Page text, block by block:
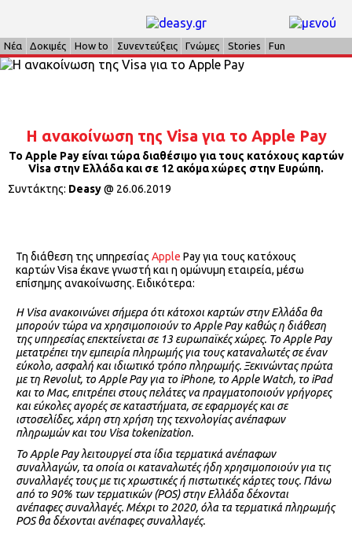
Νέα Δοκιμές How to Συνεντεύξεις Γνώμες Stories Fun
H ανακοίνωση της Visa για το Apple Pay
To Apple Pay είναι τώρα διαθέσιμο για τους κατόχους καρτών
Visa στην Ελλάδα και σε 12 ακόμα χώρες στην Ευρώπη.
Συντάκτης: Deasy@ 26.06.2019
Τη διάθεση της υπηρεσίας Apple Pay για τους κατόχους
καρτών Visa έκανε γνωστή και η ομώνυμη εταιρεία, μέσω
επίσημης ανακοίνωσης. Ειδικότερα:
Η Visa ανακοινώνει σήμερα ότι κάτοχοι καρτών στην Ελλάδα θα
μπορούν τώρα να χρησιμοποιούν το Apple Pay καθώς η διάθεση
της υπηρεσίας επεκτείνεται σε 13 ευρωπαϊκές χώρες. Το Apple Pay
μετατρέπει την εμπειρία πληρωμής για τους καταναλωτές σε έναν
εύκολο, ασφαλή και ιδιωτικό τρόπο πληρωμής. Ξεκινώντας πρώτα
με τη Revolut, το Apple Pay για το iPhone, το Apple Watch, το iPad
και το Mac, επιτρέπει στους πελάτες να πραγματοποιούν γρήγορες
και εύκολες αγορές σε καταστήματα, σε εφαρμογές και σε
ιστοσελίδες, χάρη στη χρήση της τεχνολογίας ανέπαφων
πληρωμών και του Visa tokenization.
Το Apple Pay λειτουργεί στα ίδια τερματικά ανέπαφων
συναλλαγών, τα οποία οι καταναλωτές ήδη χρησιμοποιούν για τις
συναλλαγές τους με τις χρωστικές ή πιστωτικές κάρτες τους. Πάνω
από το 90% των τερματικών (POS) στην Ελλάδα δέχονται
ανέπαφες συναλλαγές. Μέχρι το 2020, όλα τα τερματικά πληρωμής
POS θα δέχονται ανέπαφες συναλλαγές.